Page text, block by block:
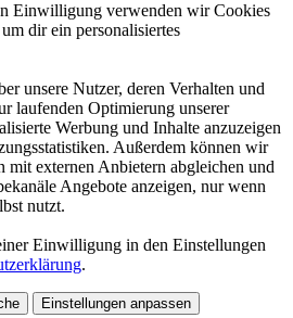
Einwilligung verwenden wir Cookies
dir ein personalisiertes
unsere Nutzer, deren Verhalten und
laufenden Optimierung unserer
Werbung und Inhalte anzuzeigen
Außerdem können wir
mit externen Anbietern abgleichen und
Angebote anzeigen, nur wenn
nutzt.
Einwilligung in den Einstellungen
.
Einstellungen anpassen